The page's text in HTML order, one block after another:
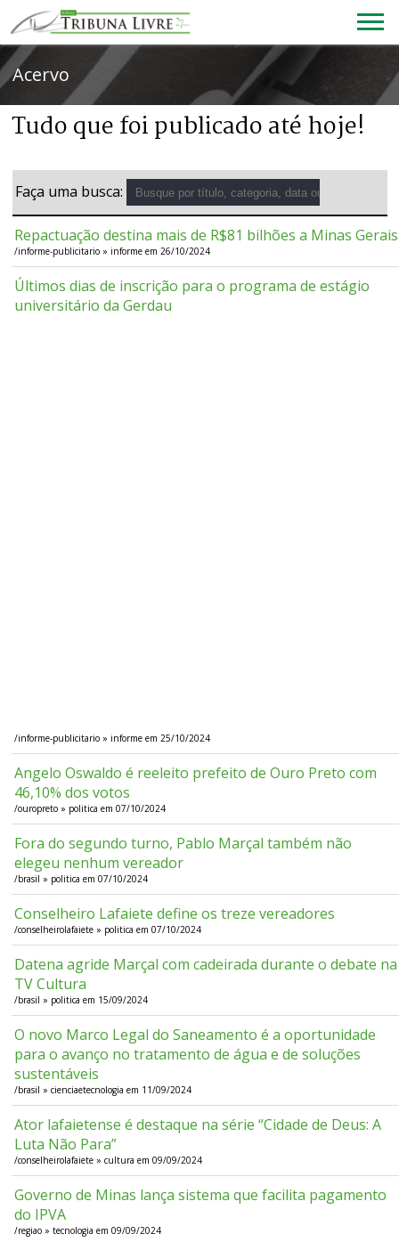
Acervo
Tudo que foi publicado até hoje!
Faça uma busca:
Repactuação destina mais de R$81 bilhões a Minas Gerais
/informe-publicitario » informe em 26/10/2024
Últimos dias de inscrição para o programa de estágio
universitário da Gerdau
/informe-publicitario » informe em 25/10/2024
Angelo Oswaldo é reeleito prefeito de Ouro Preto com
46,10% dos votos
/ouropreto » politica em 07/10/2024
Fora do segundo turno, Pablo Marçal também não
elegeu nenhum vereador
/brasil » politica em 07/10/2024
Conselheiro Lafaiete define os treze vereadores
/conselheirolafaiete » politica em 07/10/2024
Datena agride Marçal com cadeirada durante o debate na
TV Cultura
/brasil » politica em 15/09/2024
O novo Marco Legal do Saneamento é a oportunidade
para o avanço no tratamento de água e de soluções
sustentáveis
/brasil » cienciaetecnologia em 11/09/2024
Ator lafaietense é destaque na série “Cidade de Deus: A
Luta Não Para”
/conselheirolafaiete » cultura em 09/09/2024
Governo de Minas lança sistema que facilita pagamento
do IPVA
/regiao » tecnologia em 09/09/2024